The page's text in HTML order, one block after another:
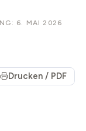
6. MAI 2026
Drucken / PDF